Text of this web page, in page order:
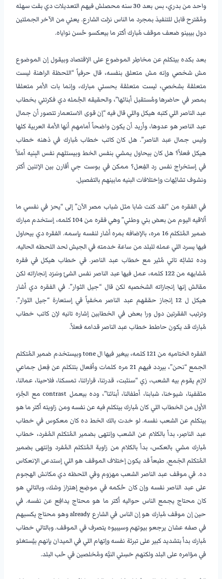
واحد من بدري، بس بعد 30 سنه محصلش فيهم التعديلات دي بقت سهله
ومُقترح قابل للتنفيذ بمجرد ما الناس نزلت الشارع. يعني من الآخر الجملتين
دول بيبينو ضعف موقف مُبارك أكتر ما بيعكسو حُسن نواياه.
بعد بكده بيتكلم عن مخاطِر الموضوع على الإقتصاد وبيقول إن الموضوع
مش شخصي وإنه مش متعلق بنفسه، قال حرفياً “اللحظة الراهنة ليست
متعلقة بشخصي، ليست متعلقة بحسني مبارك، وإنما بات الأمر متعلقا
بمصر في حاضرها ومُستقبل أبنائها”، والحقيقه الجُمله دي فكرتني بخطاب
عبد الناصر اللي كتبه هيكل واللي قال فيه “إن قوى الاستعمار تتصور أن جمال
عبد الناصر هو عدوها، وأريد أن يكون واضحاً أمامهم أنها الأمة العربية كلها
وليس جمال عبد الناصر”. هل كان كاتب خطاب مُبارك في ذهنه خطاب
هيكل فعلاً؟ هل كان بيحاول يمشي بنفس الخط وبيستلهم نفس البِنيه أملاً
في إستخراج نفس رد الفِعل؟ ممكن في بوست جي أقارن بين الإتنين أكتر
ونشوف تشابُهات وإختلافات البنيه مابينهم بالتفصيل.
في الفقره من “لقد كنت شابا مثل شباب مصر الآن” إلى “يحز في نفسي ما
ألاقيه اليوم من بعض بني وطني” وهي فقره من 104 كلمه، إستخدم مبارك
ضمير المُتكلم 16 مره، بالإضافه بمره أشار لنفسه بإسمه. الفقره دي بيحاول
فيها يسرد اللي عمله للبلد من ساعة خدمته في الجيش لحد اللحظه الحاليه.
وده تشابُه تاني مُثير مع خطاب عبد الناصر. في خطاب هيكل في فقره
مُشابهه من 122 كلمه، عمل فيها عبد الناصر نفس الشئ وسَرَد إنجازاته لكن
مقالش إنها إنجازاته الشخصيه لكن قال “جيل الثوار”. في الفقره دي أشار
هيكل ل 12 إنجاز حققهم عبد الناصر مخفياً في إستعارة “جيل الثوار”.
وترتيب الفقرتين دول ورا بعض في الخطابين إشاره تانيه لإن كاتب خطاب
مُبارك قد يكون حاطط خطاب عبد الناصر قدامه فعلاً.
الفقره الختاميه من 121 كلمه، بيغير فيها ال tone وبيستخدم ضمير المُتكلم
الجمع “نحن”، بيردد فيهم 21 مره كلمات وأفعال بتتكلم عن فِعل جماعي
لازم يقوم بيه الشعب، زي “سنثبت، قدرتنا، قراراتنا، تمسكنا، فلاحينا، عمالنا،
مثقفينا، شيوخنا، شبابنا، أطفالنا، أبنائنا”، وده بيعمل contrast مع الجُزء
الأول من الخطاب اللي كان مُبارك بيتكلم فيه عن نفسه ومن زاويته أكتر ما هو
بيتكلم عن الشعب نفسه. لو خدت بالك الخط ده كان معكوس في خطاب
عبد الناصِر، بدأ بالكلام عن الشعب وإنتهى بضمير المُتكلم المُفرد، خطاب
مُبارك مشي بالعكس، بدأ بالكلام من زاوية المُتكلم المُفرد وإنتهى بضمير
المُتكلم الجَمع, طبعاً قد يكون إختلاف الموقف هو اللي إستدعى الإنعكاس
ده. في موقف عبد الناصر الشعب مهزوم وفي اللحظه دي مكانش الهجوم
على عبد الناصر نفسه وإن كان حُكمه في موضِع إهتزاز وشك، وبالتالي هو
كان محتاج يجمع الناس حواليه أكتر ما هو محتاج يدافِع عن نفسه. في
حين إن موقف مُبارك هو إن الناس في الشارع already وهو محتاج يكسبهم
في صفه عشان يرجعو بيوتهم وسيبيوه يتصرف في الموقف. وبالتالي خطاب
مُبارك بدأ بتشديد كبير على تبرئة نفسه وإتهام اللي في الميدان بإنهم بيُستغلو
في مؤامره على البلد ولكنهم حَسِني النيَّه ومُخلصين في حُب البلد.